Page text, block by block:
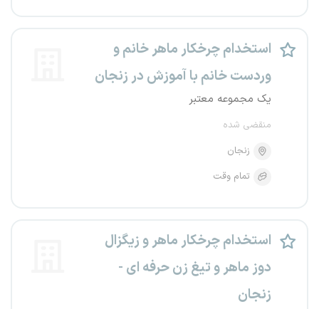
استخدام چرخکار ماهر خانم و
وردست خانم با آموزش در زنجان
یک مجموعه معتبر
منقضی شده
زنجان
تمام وقت
استخدام چرخکار ماهر و زیگزال
دوز ماهر و تیغ زن حرفه ای -
زنجان